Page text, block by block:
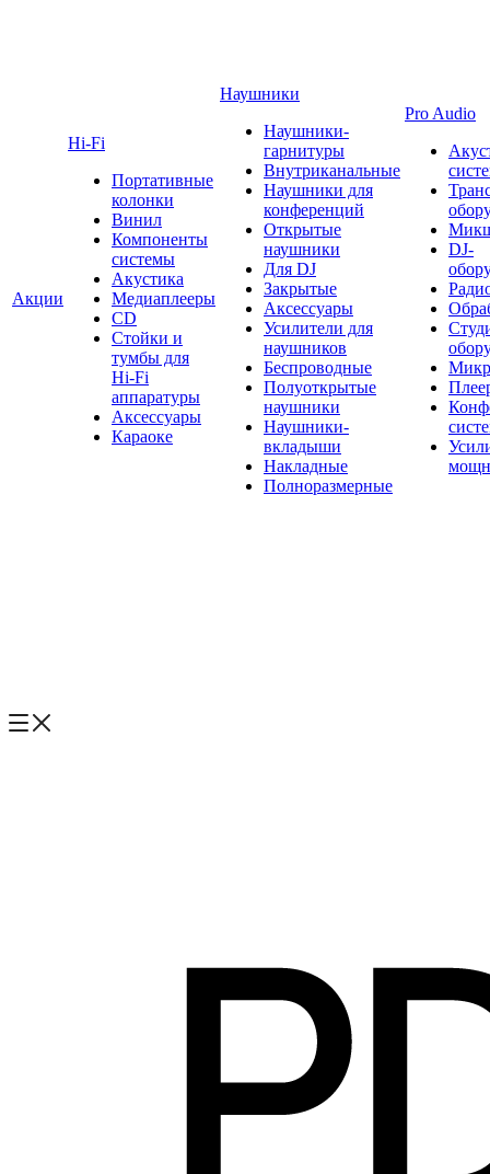
Акции
Hi-Fi
Портативные
колонки
Винил
Компоненты
системы
Акустика
Медиаплееры
CD
Стойки и
тумбы для
Hi-Fi
аппаратуры
Аксессуары
Караоке
Наушники
Наушники-
гарнитуры
Внутриканальные
Наушники для
конференций
Открытые
наушники
Для DJ
Закрытые
Аксессуары
Усилители для
наушников
Беспроводные
Полуоткрытые
наушники
Наушники-
вкладыши
Накладные
Полноразмерные
Pro Audio
DJ-